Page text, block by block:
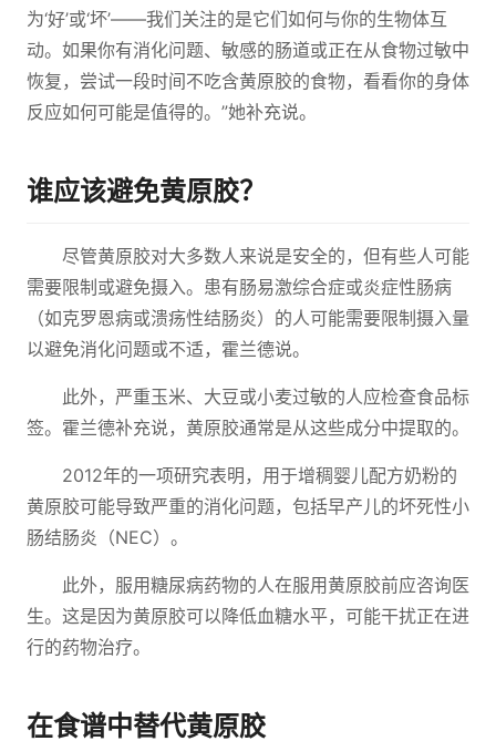
为‘好’或‘坏’——我们关注的是它们如何与你的生物体互
动。如果你有消化问题、敏感的肠道或正在从食物过敏中
恢复，尝试一段时间不吃含黄原胶的食物，看看你的身体
反应如何可能是值得的。”她补充说。
谁应该避免黄原胶？
尽管黄原胶对大多数人来说是安全的，但有些人可能
需要限制或避免摄入。患有肠易激综合症或炎症性肠病
（如克罗恩病或溃疡性结肠炎）的人可能需要限制摄入量
以避免消化问题或不适，霍兰德说。
此外，严重玉米、大豆或小麦过敏的人应检查食品标
签。霍兰德补充说，黄原胶通常是从这些成分中提取的。
2012年的一项研究表明，用于增稠婴儿配方奶粉的
黄原胶可能导致严重的消化问题，包括早产儿的坏死性小
肠结肠炎（NEC）。
此外，服用糖尿病药物的人在服用黄原胶前应咨询医
生。这是因为黄原胶可以降低血糖水平，可能干扰正在进
行的药物治疗。
在食谱中替代黄原胶